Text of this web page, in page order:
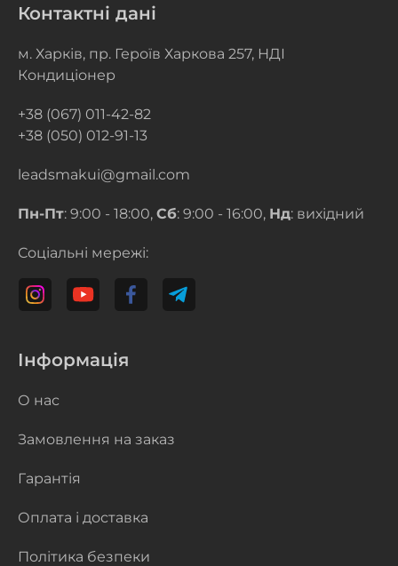
Контактні дані
м. Харків, пр. Героїв Харкова 257, НДІ
Кондиціонер
+38 (067) 011-42-82
+38 (050) 012-91-13
leadsmakui@gmail.com
Пн-Пт: 9:00 - 18:00, Сб: 9:00 - 16:00, Нд: вихідний
Соціальні мережі:
Інформація
О нас
Замовлення на заказ
Гарантія
Оплата і доставка
Політика безпеки